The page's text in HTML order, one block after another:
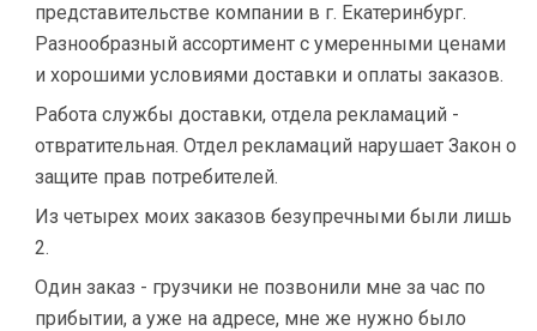
представительстве компании в г. Екатеринбург.
Разнообразный ассортимент с умеренными ценами
и хорошими условиями доставки и оплаты заказов.
Работа службы доставки, отдела рекламаций -
отвратительная. Отдел рекламаций нарушает Закон о
защите прав потребителей.
Из четырех моих заказов безупречными были лишь
2.
Один заказ - грузчики не позвонили мне за час по
прибытии, а уже на адресе, мне же нужно было